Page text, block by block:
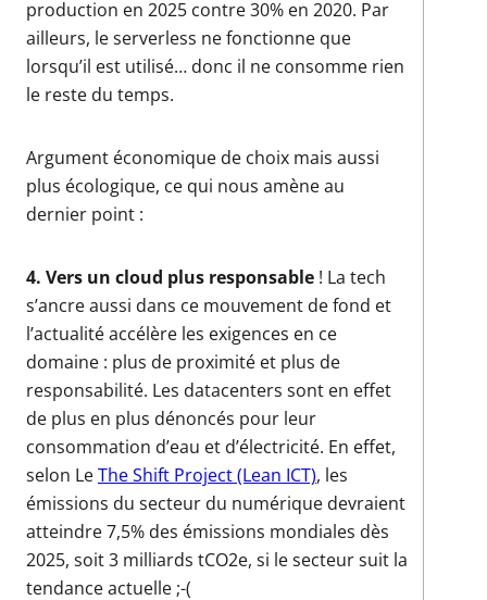
production en 2025 contre 30% en 2020. Par
ailleurs, le serverless ne fonctionne que
lorsqu’il est utilisé… donc il ne consomme rien
le reste du temps.
Argument économique de choix mais aussi
plus écologique, ce qui nous amène au
dernier point :
4. Vers un cloud plus responsable ! La tech
s’ancre aussi dans ce mouvement de fond et
l’actualité accélère les exigences en ce
domaine : plus de proximité et plus de
responsabilité. Les datacenters sont en effet
de plus en plus dénoncés pour leur
consommation d’eau et d’électricité. En effet,
selon LeThe Shift Project (Lean ICT), les
émissions du secteur du numérique devraient
atteindre 7,5% des émissions mondiales dès
2025, soit 3 milliards tCO2e, si le secteur suit la
tendance actuelle ;-(